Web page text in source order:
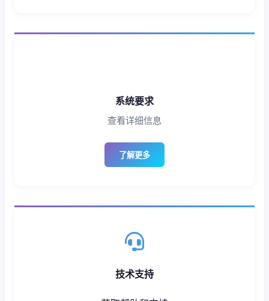
系统要求
查看详细信息
了解更多
技术支持